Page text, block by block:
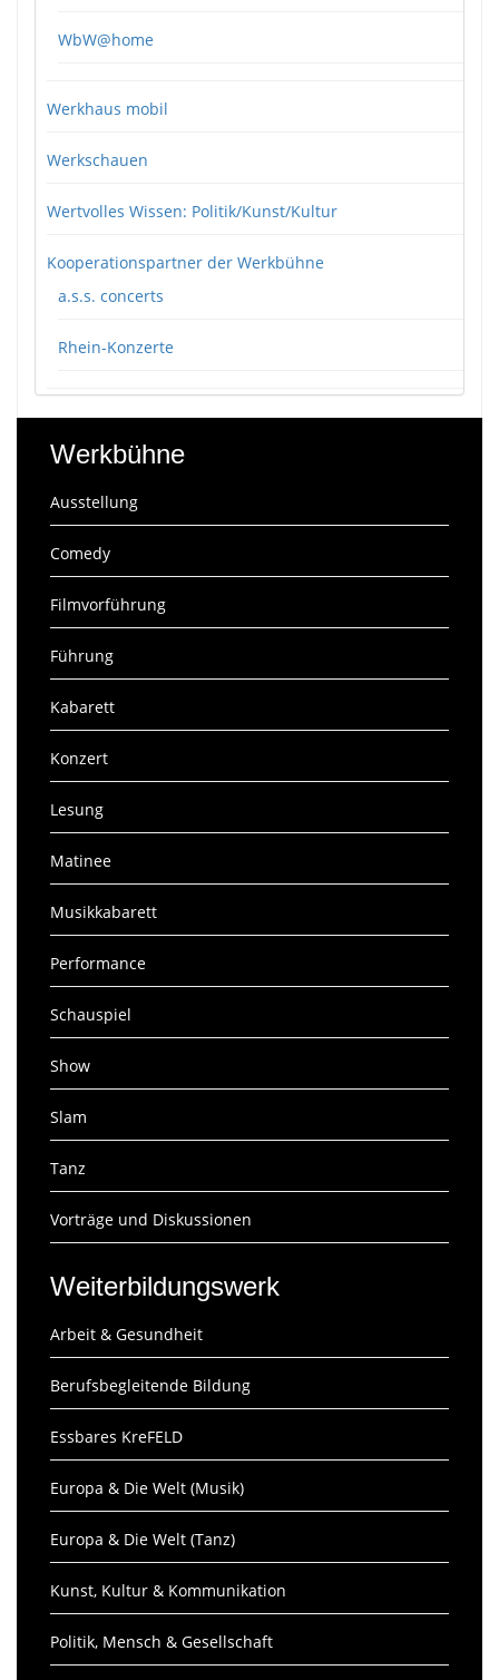
WbW@home
Werkhaus mobil
Werkschauen
Wertvolles Wissen: Politik/Kunst/Kultur
Kooperationspartner der Werkbühne
a.s.s. concerts
Rhein-Konzerte
Werkbühne
Ausstellung
Comedy
Filmvorführung
Führung
Kabarett
Konzert
Lesung
Matinee
Musikkabarett
Performance
Schauspiel
Show
Slam
Tanz
Vorträge und Diskussionen
Weiterbildungswerk
Arbeit & Gesundheit
Berufsbegleitende Bildung
Essbares KreFELD
Europa & Die Welt (Musik)
Europa & Die Welt (Tanz)
Kunst, Kultur & Kommunikation
Politik, Mensch & Gesellschaft